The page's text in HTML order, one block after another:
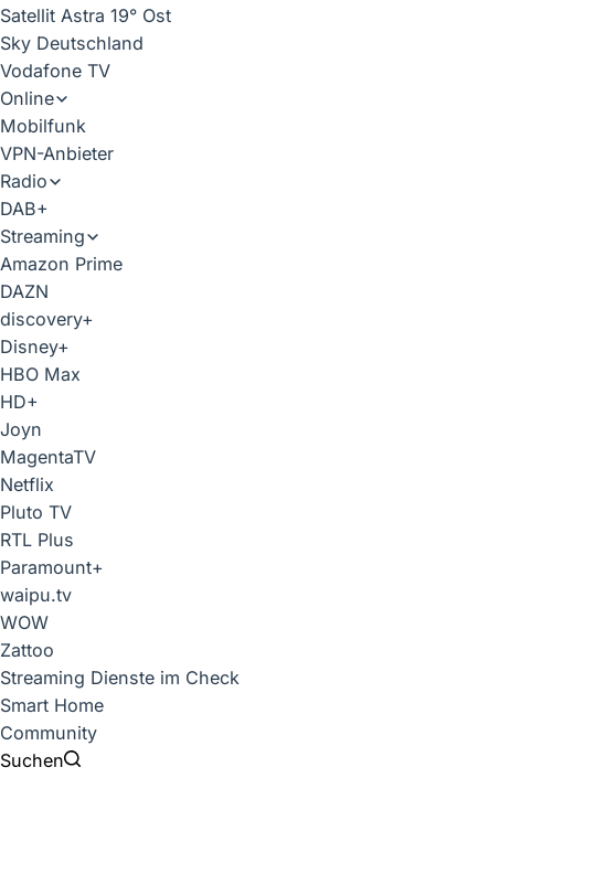
Satellit Astra 19° Ost
Sky Deutschland
Vodafone TV
Online
Mobilfunk
VPN-Anbieter
Radio
DAB+
Streaming
Amazon Prime
DAZN
discovery+
Disney+
HBO Max
HD+
Joyn
MagentaTV
Netflix
Pluto TV
RTL Plus
Paramount+
waipu.tv
WOW
Zattoo
Streaming Dienste im Check
Smart Home
Community
Suchen